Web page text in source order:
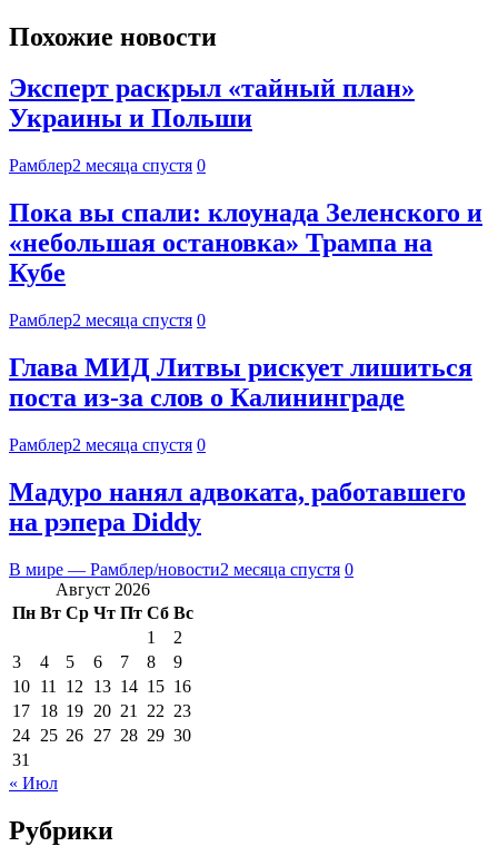
Похожие новости
Эксперт раскрыл «тайный план»
Украины и Польши
Рамблер2 месяца спустя 0
Пока вы спали: клоунада Зеленского и
«небольшая остановка» Трампа на
Кубе
Рамблер2 месяца спустя 0
Глава МИД Литвы рискует лишиться
поста из-за слов о Калининграде
Рамблер2 месяца спустя 0
Мадуро нанял адвоката, работавшего
на рэпера Diddy
В мире — Рамблер/новости2 месяца спустя 0
Август 2026
Пн Вт Ср Чт Пт Сб Вс
1
2
3
4 5 6 7 8
9
10 11 12 13 14 15 16
17 18 19 20 21 22 23
24 25 26 27 28 29 30
31
« Июл
Рубрики